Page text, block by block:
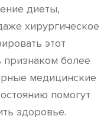
диеты,
хирургическое
этот
признаком более
медицинские
помогут
здоровье.